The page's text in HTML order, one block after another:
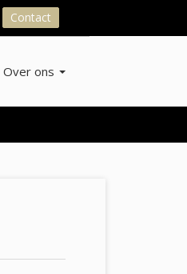
Contact
Over ons